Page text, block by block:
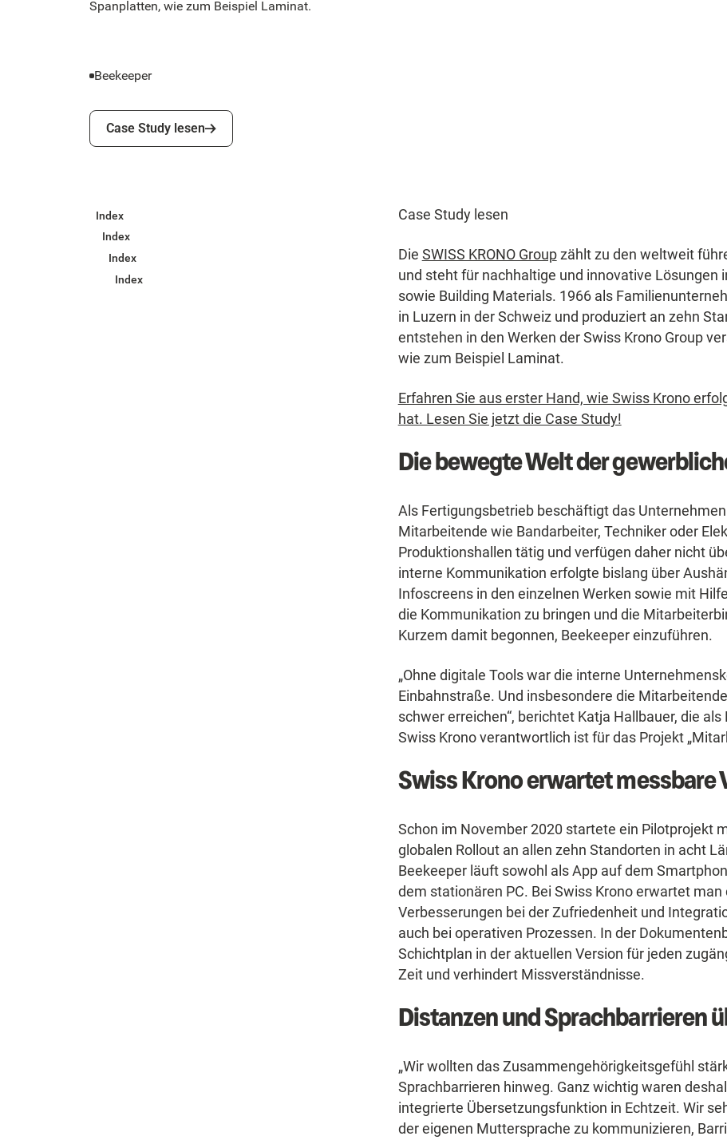
Spanplatten, wie zum Beispiel Laminat.
Beekeeper
Case Study lesen
Case Study lesen
Index
Index
Index
Index
Case Study lesen
Die SWISS KRONO Groupzählt zu den weltweit
und steht für nachhaltige und innovative Lösungen
sowie Building Materials. 1966 als
in Luzern in der Schweiz und produziert an zehn
entstehen in den Werken der Swiss Krono Group
wie zum Beispiel Laminat.
Erfahren Sie aus erster Hand, wie Swiss Krono
hat. Lesen Sie jetzt die Case Study!
Die bewegte Welt der
Als Fertigungsbetrieb beschäftigt das
Mitarbeitende wie Bandarbeiter, Techniker oder
Produktionshallen tätig und verfügen daher nicht
interne Kommunikation erfolgte bislang über
Infoscreens in den einzelnen Werken sowie mit
die Kommunikation zu bringen und die
Kurzem damit begonnen, Beekeeper einzuführen.
„Ohne digitale Tools war die interne
Einbahnstraße. Und insbesondere die
schwer erreichen“, berichtet Katja Hallbauer, die
Swiss Krono verantwortlich ist für das Projekt
Swiss Krono erwartet messbare
Schon im November 2020 startete ein Pilotprojekt
globalen Rollout an allen zehn Standorten in acht
Beekeeper läuft sowohl als App auf dem
dem stationären PC. Bei Swiss Krono erwartet
Verbesserungen bei der Zufriedenheit und
auch bei operativen Prozessen. In der
Schichtplan in der aktuellen Version für jeden
Zeit und verhindert Missverständnisse.
Distanzen und Sprachbarrieren
„Wir wollten das Zusammengehörigkeitsgefühl
Sprachbarrieren hinweg. Ganz wichtig waren
integrierte Übersetzungsfunktion in Echtzeit. Wir
der eigenen Muttersprache zu kommunizieren,